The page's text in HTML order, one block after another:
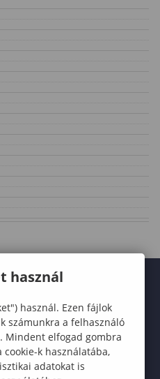
használ
használ. Ezen fájlok
számunkra a felhasználó
Mindent elfogad gombra
cookie-k használatába,
adatokat is